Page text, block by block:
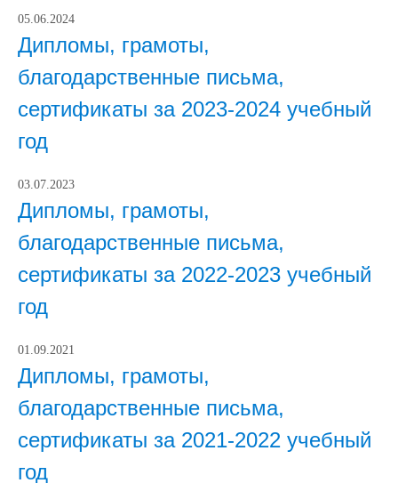
05.06.2024
Дипломы, грамоты,
благодарственные письма,
сертификаты за 2023-2024 учебный
год
03.07.2023
Дипломы, грамоты,
благодарственные письма,
сертификаты за 2022-2023 учебный
год
01.09.2021
Дипломы, грамоты,
благодарственные письма,
сертификаты за 2021-2022 учебный
год